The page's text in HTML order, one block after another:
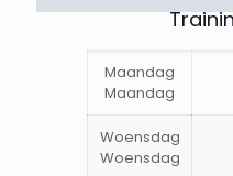
Maandag
Maandag
Woensdag
Woensdag